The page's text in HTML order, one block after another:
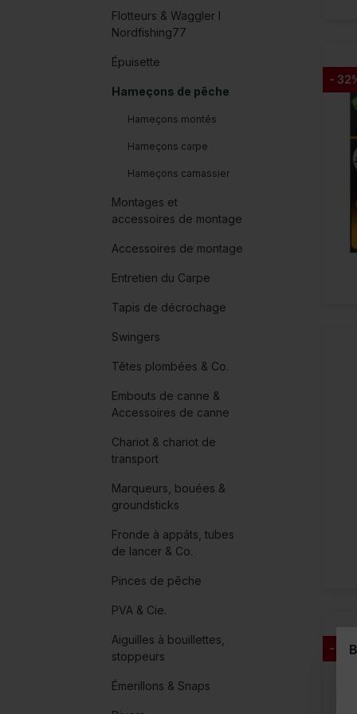
Flotteurs & Waggler I
Nordfishing77
Épuisette
Hameçons de pêche
Hameçons montés
Hameçons carpe
Hameçons carnassier
Montages et
accessoires de montage
Accessoires de montage
Entretien du Carpe
Tapis de décrochage
Swingers
Têtes plombées & Co.
Embouts de canne &
Accessoires de canne
Chariot & chariot de
transport
Marqueurs, bouées &
groundsticks
Fronde à appâts, tubes
de lancer & Co.
Pinces de pêche
PVA & Cie.
Aiguilles à bouillettes,
stoppeurs
Émerillons & Snaps
-
-